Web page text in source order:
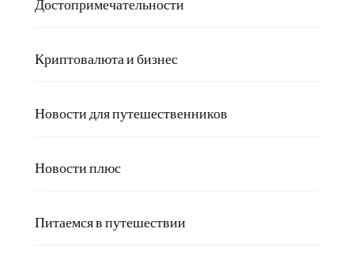
Достопримечательности
Криптовалюта и бизнес
Новости для путешественников
Новости плюс
Питаемся в путешествии